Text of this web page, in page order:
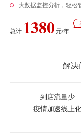
大数据监控分析，轻松
总计 1380元/年
解决
到店流量少
疫情加速线上化